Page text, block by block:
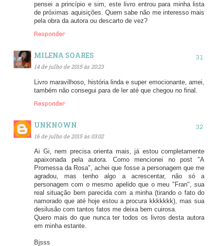
pensei a princípio e sim, este livro entrou para minha lista
de próximas aquisições. Quem sabe não me interesso mais
pela obra da autora ou descarto de vez?
Responder
MILENA SOARES
14 de julho de 2015 às 20:23
Livro maravilhoso, história linda e super emocionante, amei,
também não consegui para de ler até que chegou no final.
Responder
UNKNOWN
16 de julho de 2015 às 03:02
Ai Gi, nem precisa orienta mais, já estou completamente
apaixonada pela autora. Como mencionei no post "A
Promessa da Rosa", achei que fosse a personagem que me
agradou, mas tenho algo a acrescentar, não só a
personagem com o mesmo apelido que o meu "Fran", sua
real situação bem parecida com a minha (tirando o fato do
namorado que até hoje estou a procura kkkkkkk), mas sua
desilusão com tantos fatos me deixa bem cuirosa.
Quero mais do que nunca ter todos os livros desta autora
em minha estante.
Bjsss